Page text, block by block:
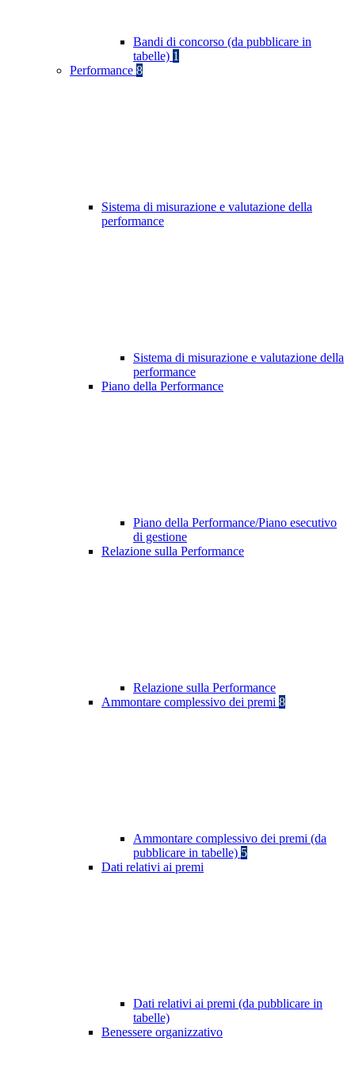
Bandi di concorso (da pubblicare in
tabelle) 1
Performance 8
Sistema di misurazione e valutazione della
performance
Sistema di misurazione e valutazione della
performance
Piano della Performance
Piano della Performance/Piano esecutivo
di gestione
Relazione sulla Performance
Relazione sulla Performance
Ammontare complessivo dei premi 8
Ammontare complessivo dei premi (da
pubblicare in tabelle) 5
Dati relativi ai premi
Dati relativi ai premi (da pubblicare in
tabelle)
Benessere organizzativo